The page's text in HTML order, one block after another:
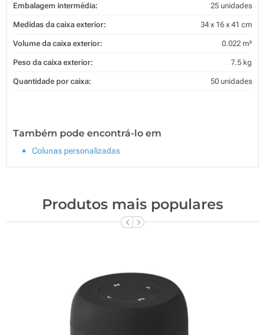
Embalagem intermédia: 25 unidades
Medidas da caixa exterior: 34 x 16 x 41 cm
Volume da caixa exterior: 0.022 m³
Peso da caixa exterior: 7.5 kg
Quantidade por caixa: 50 unidades
Também pode encontrá-lo em
Colunas personalizadas
Produtos mais populares